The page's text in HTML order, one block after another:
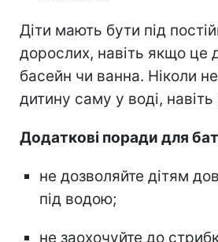
Діти мають бути під
дорослих, навіть якщо це
басейн чи ванна. Ніколи
дитину саму у воді,
Додаткові поради для
не дозволяйте дітям
під водою;
не заохочуйте до